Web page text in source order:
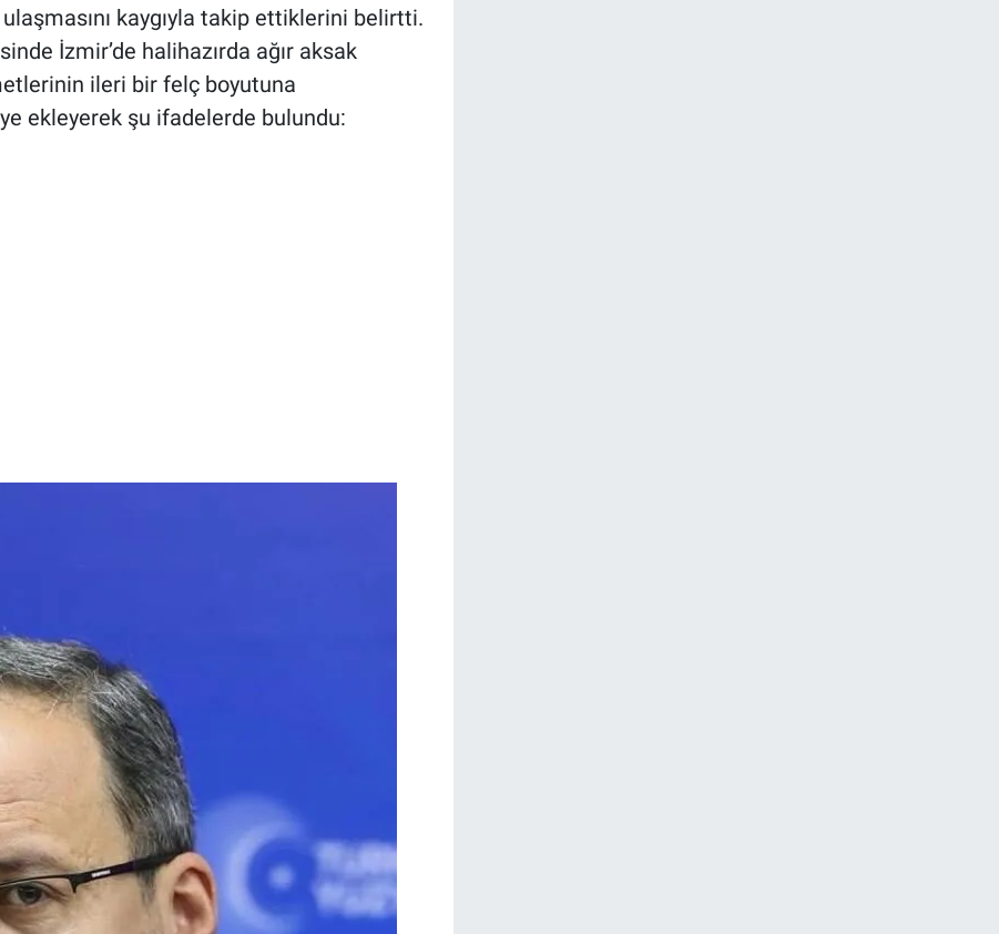
kaygıyla takip ettiklerini belirtti.
İzmir’de halihazırda ağır aksak
ileri bir felç boyutuna
ekleyerek şu ifadelerde bulundu: